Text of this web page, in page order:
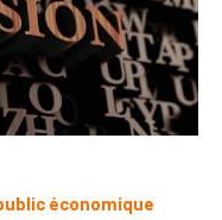
économique